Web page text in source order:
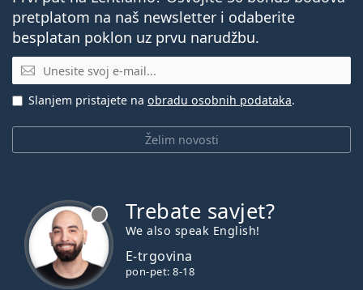
pretplatom na naš newsletter i odaberite
besplatan poklon uz prvu narudžbu.
E-mail
Želim novosti
Slanjem pristajete na obradu osobnih podataka.
Trebate savjet?
We also speak English!
E-trgovina
pon-pet: 8-18